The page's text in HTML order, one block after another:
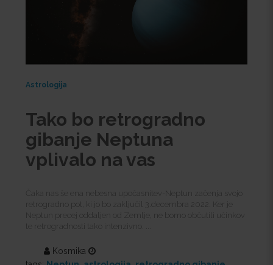
Astrologija
Tako bo retrogradno
gibanje Neptuna
vplivalo na vas
Čaka nas še ena nebesna upočasnitev-Neptun začenja svojo
retrogradno pot, ki jo bo zaključil 3.decembra 2022. Ker je
Neptun precej oddaljen od Zemlje, ne bomo občutili učinkov
te retrogradnosti tako intenzivno. ...
Kosmika